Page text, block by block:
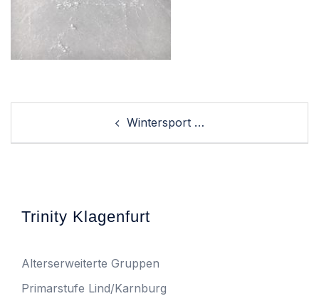
Wintersport …
Trinity Klagenfurt
Alterserweiterte Gruppen
Primarstufe Lind/Karnburg